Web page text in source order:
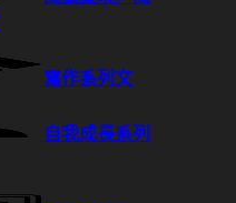
寫作系列文
自我成長系列